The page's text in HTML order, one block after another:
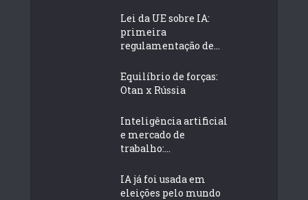
Lei da UE sobre IA:
primeira
regulamentação de...
Equilíbrio de forças:
Otan x Rússia
Inteligência artificial
e mercado de
trabalho:...
IA já foi usada em
eleições pelo mundo